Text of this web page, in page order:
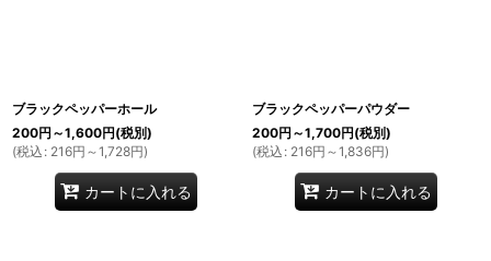
ブラックペッパーホール
200円 ～1,600円(税別)
(税込 : 216円 ～1,728円)
カートに入れる
ブラックペッパーパウダー
200円 ～1,700円(税別)
(税込 : 216円 ～1,836円)
カートに入れる